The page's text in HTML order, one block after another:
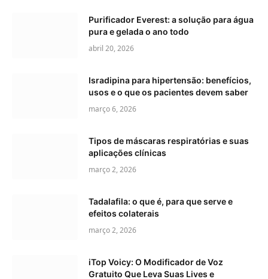
Purificador Everest: a solução para água
pura e gelada o ano todo
abril 20, 2026
Isradipina para hipertensão: benefícios,
usos e o que os pacientes devem saber
março 6, 2026
Tipos de máscaras respiratórias e suas
aplicações clínicas
março 2, 2026
Tadalafila: o que é, para que serve e
efeitos colaterais
março 2, 2026
iTop Voicy: O Modificador de Voz
Gratuito Que Leva Suas Lives e